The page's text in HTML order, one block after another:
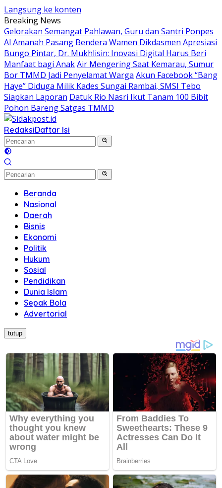
Langsung ke konten
Breaking News
Gelorakan Semangat Pahlawan, Guru dan Santri Ponpes
Al Amanah Pasang Bendera Wamen Dikdasmen Apresiasi
Bungo Pintar, Dr. Mukhlisin: Inovasi Digital Harus Beri
Manfaat bagi AnakAir Mengering Saat Kemarau, Sumur
Bor TMMD Jadi Penyelamat Warga Akun Facebook “Bang
Haye” Diduga Milik Kades Sungai Rambai, SMSI Tebo
Siapkan Laporan Datuk Rio Nasri Ikut Tanam 100 Bibit
Pohon Bareng Satgas TMMD
RedaksiDaftar Isi
Beranda
Nasional
Daerah
Bisnis
Ekonomi
Politik
Hukum
Sosial
Pendidikan
Dunia Islam
Sepak Bola
Advertorial
tutup